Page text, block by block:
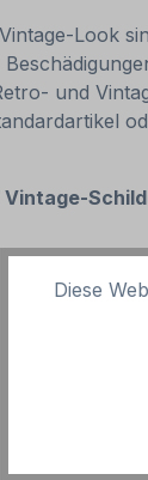
Look
und
Vintage-S
Diese